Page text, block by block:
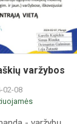
varžybos
02-08